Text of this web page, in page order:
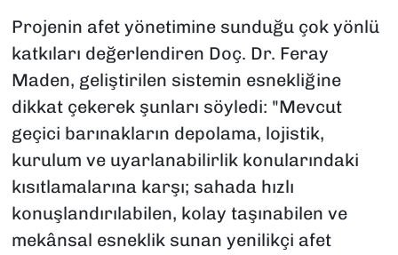
Projenin afet yönetimine sunduğu çok yönlü
katkıları değerlendiren Doç. Dr. Feray
Maden, geliştirilen sistemin esnekliğine
dikkat çekerek şunları söyledi: "Mevcut
geçici barınakların depolama, lojistik,
kurulum ve uyarlanabilirlik konularındaki
kısıtlamalarına karşı; sahada hızlı
konuşlandırılabilen, kolay taşınabilen ve
mekânsal esneklik sunan yenilikçi afet